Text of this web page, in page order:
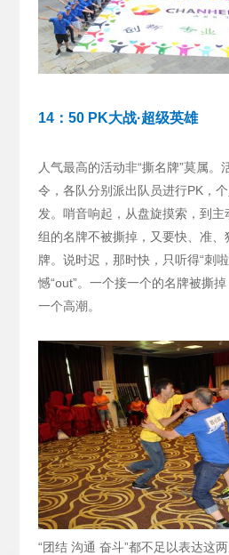
14：50 PK大战·超级英雄
人气最高的活动非“撕名牌”莫属。
令，各队分别派出队员进行PK，
发。哨音响起，从盘旋摸索，到主
组的名牌不被撕掉，又要快、准、
牌。说时迟，那时快，只听得“刺
憾“out”。一个接一个的名牌被撕
一个高潮。
“团结 沟通 奋斗”都不足以表达这